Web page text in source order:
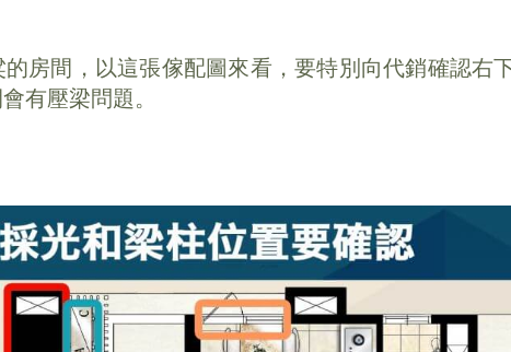
的房間，以這張傢配圖來看，要特別向代銷確認右
有壓梁問題。